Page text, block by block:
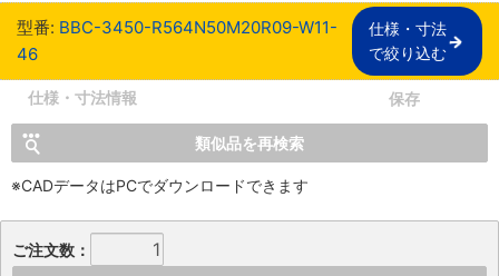
型番: BBC-3450-R564N50M20R09-W11-
46
仕様・寸法
で絞り込む
仕様・寸法情報 保存
類似品を再検索
※CADデータはPCでダウンロードできます
ご注文数：